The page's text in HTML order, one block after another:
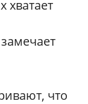
хватает
что